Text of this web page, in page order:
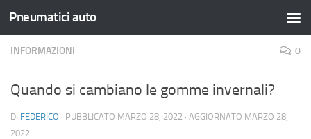
Salta al contenuto
Pneumatici auto
INFORMAZIONI 0
Quando si cambiano le gomme invernali?
DI FEDERICO · PUBBLICATO MARZO 28, 2022 · AGGIORNATO MARZO 28,
2022